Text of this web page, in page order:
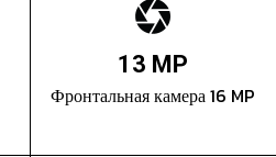
13 MP
Фронтальная камера 16 MP